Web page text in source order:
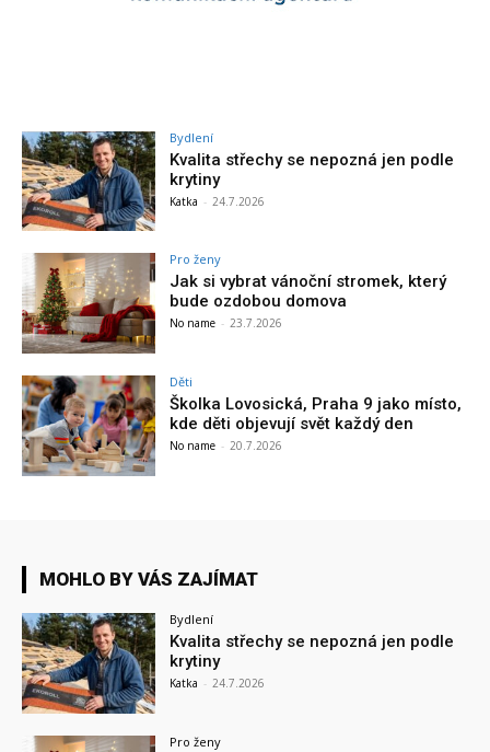
Bydlení
Kvalita střechy se nepozná jen podle
krytiny
Katka - 24.7.2026
Pro ženy
Jak si vybrat vánoční stromek, který
bude ozdobou domova
No name - 23.7.2026
Děti
Školka Lovosická, Praha 9 jako místo,
kde děti objevují svět každý den
No name - 20.7.2026
MOHLO BY VÁS ZAJÍMAT
Bydlení
Kvalita střechy se nepozná jen podle
krytiny
Katka - 24.7.2026
Pro ženy